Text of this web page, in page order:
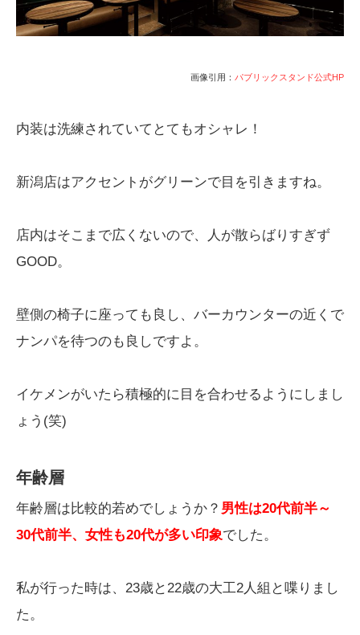
画像引用： パブリックスタンド公式HP
内装は洗練されていてとてもオシャレ！
新潟店はアクセントがグリーンで目を引きますね。
店内はそこまで広くないので、人が散らばりすぎず
GOOD。
壁側の椅子に座っても良し、バーカウンターの近くで
ナンパを待つのも良しですよ。
イケメンがいたら積極的に目を合わせるようにしまし
ょう(笑)
年齢層
年齢層は比較的若めでしょうか？ 男性は20代前半～
30代前半、女性も20代が多い印象でした。
私が行った時は、23歳と22歳の大工2人組と喋りまし
た。